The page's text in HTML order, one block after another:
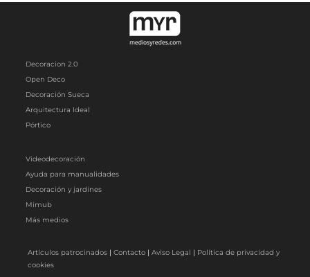
Decoracion 2.0
Open Deco
Decoración Sueca
Arquitectura Ideal
Pórtico
Videodecoración
Ayuda para manualidades
Decoración y jardines
Mimub
Más medios
Artículos patrocinados |Contacto |Aviso Legal | Política de privacidad y
cookies